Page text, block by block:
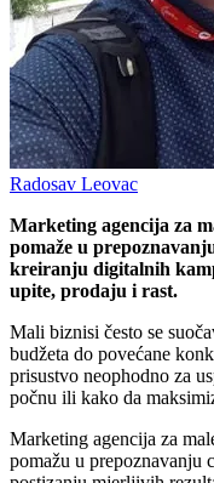
Radosav Leovac
Marketing agencija za
pomaže u
kreiranju digitalnih
upite, prodaju i rast.
Mali biznisi često se
budžeta do povećane
prisustvo neophodno za
počnu ili kako da
Marketing agencija za
pomažu u prepoznavanju